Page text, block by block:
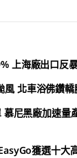
上海廠出口反
風 北車浴佛鑽
尼黑廠加速量
獲選十大